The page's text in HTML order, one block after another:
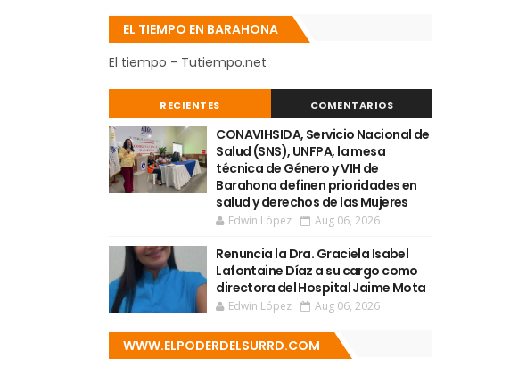
EL TIEMPO EN BARAHONA
El tiempo - Tutiempo.net
RECIENTES COMENTARIOS
CONAVIHSIDA, Servicio Nacional de
Salud (SNS), UNFPA, la mesa
técnica de Género y VIH de
Barahona definen prioridades en
salud y derechos de las Mujeres
Edwin López Aug 06, 2026
Renuncia la Dra. Graciela Isabel
Lafontaine Díaz a su cargo como
directora del Hospital Jaime Mota
Edwin López Aug 06, 2026
WWW.ELPODERDELSURRD.COM